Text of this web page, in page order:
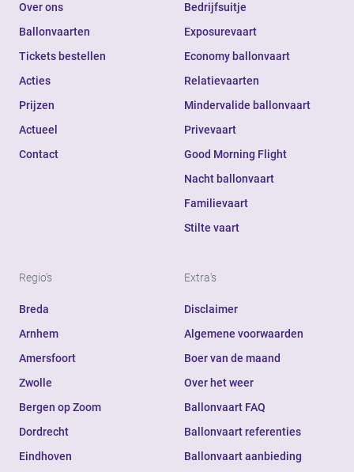
Over ons
Ballonvaarten
Tickets bestellen
Acties
Prijzen
Actueel
Contact
Bedrijfsuitje
Exposurevaart
Economy ballonvaart
Relatievaarten
Mindervalide ballonvaart
Privevaart
Good Morning Flight
Nacht ballonvaart
Familievaart
Stilte vaart
Regio's
Breda
Arnhem
Amersfoort
Zwolle
Bergen op Zoom
Dordrecht
Eindhoven
Extra's
Disclaimer
Algemene voorwaarden
Boer van de maand
Over het weer
Ballonvaart FAQ
Ballonvaart referenties
Ballonvaart aanbieding